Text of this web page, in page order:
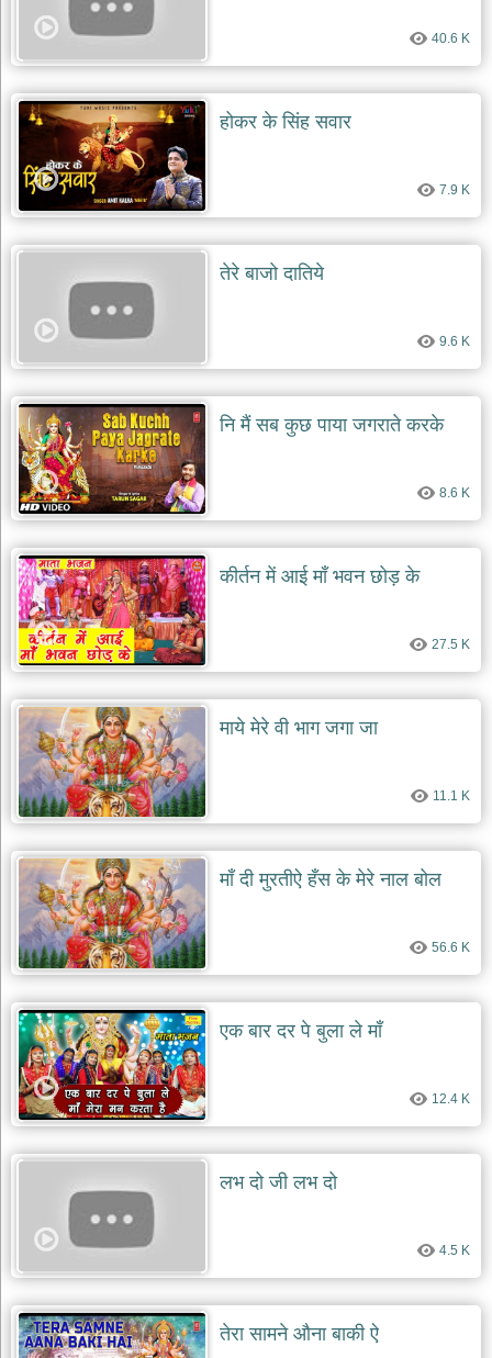
40.6 K
होकर के सिंह सवार
7.9 K
तेरे बाजो दातिये
9.6 K
नि मैं सब कुछ पाया जगराते करके
8.6 K
कीर्तन में आई माँ भवन छोड़ के
27.5 K
माये मेरे वी भाग जगा जा
11.1 K
माँ दी मुरतीऐ हँस के मेरे नाल बोल
56.6 K
एक बार दर पे बुला ले माँ
12.4 K
लभ दो जी लभ दो
4.5 K
तेरा सामने औना बाकी ऐ